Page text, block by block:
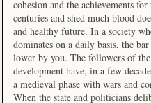
cohesion and the achievements
centuries and shed much blood
and healthy future. In a society
dominates on a daily basis, the
lower by you. The followers of
development have, in a few
a medieval phase with wars and
When the state and politicians